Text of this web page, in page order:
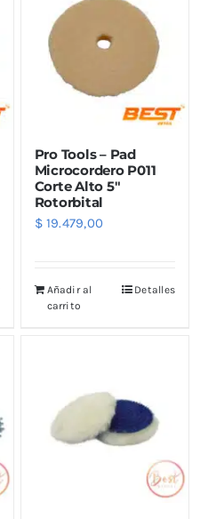
Pro Tools – Pad
Microcordero P011
Corte Alto 5″
Rotorbital
$19.479,00
Añadir al
carrito
Detalles